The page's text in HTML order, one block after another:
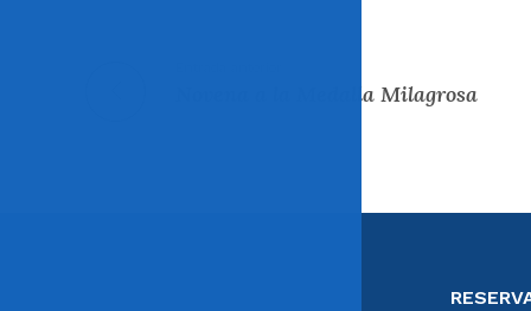
Novena a la Medalla Milagrosa